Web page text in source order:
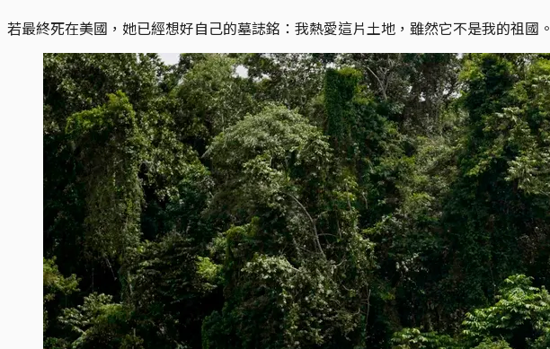
若最終死在美國，她已經想好自己的墓誌銘：我熱愛這片土地，雖然它不是我的祖國。